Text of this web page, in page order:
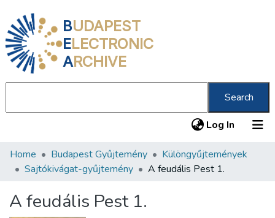
BUDAPEST
ELECTRONIC
ARCHIVE
Search
Log In (current)
Communities & Collections
Statistics
Home Budapest Gyűjtemény
Különgyűjtemények
Sajtókivágat-gyűjtemény
A feudális Pest 1.
A feudális Pest 1.